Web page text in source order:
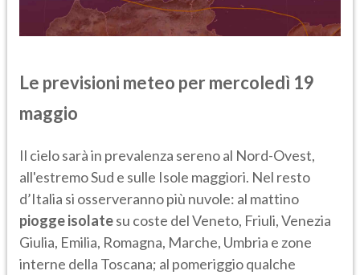
Le previsioni meteo per mercoledì 19
maggio
Il cielo sarà in prevalenza sereno al Nord-Ovest,
all'estremo Sud e sulle Isole maggiori. Nel resto
d’Italia si osserveranno più nuvole: al mattino
pioggeisolatesu coste del Veneto, Friuli, Venezia
Giulia, Emilia, Romagna, Marche, Umbria e zone
interne della Toscana; al pomeriggio qualche